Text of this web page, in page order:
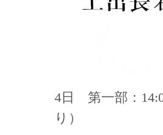
4日 第一部：
り）